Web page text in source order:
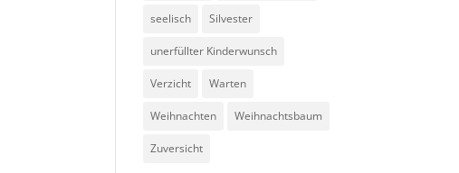
seelisch Silvester
unerfüllter Kinderwunsch
Verzicht Warten
Weihnachten Weihnachtsbaum
Zuversicht